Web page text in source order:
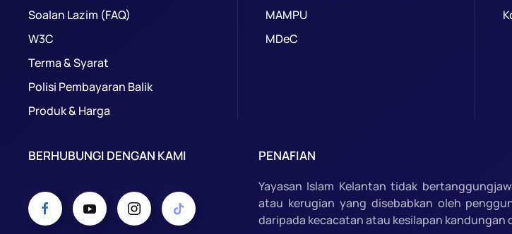
Soalan Lazim (FAQ)
W3C
Terma & Syarat
Polisi Pembayaran Balik
Produk & Harga
MAMPU
MDeC
BERHUBUNGI DENGAN KAMI PENAFIAN
Yayasan Islam Kelantan tidak
atau kerugian yang disebabkan oleh
daripada kecacatan atau kesilapan kandungan